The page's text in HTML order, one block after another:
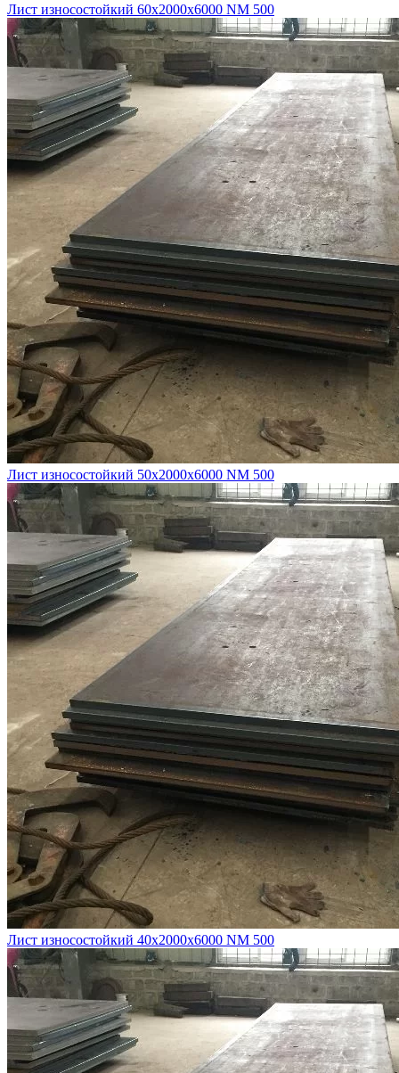
Лист износостойкий 60х2000х6000 NM 500
Лист износостойкий 50х2000х6000 NM 500
Лист износостойкий 40х2000х6000 NM 500